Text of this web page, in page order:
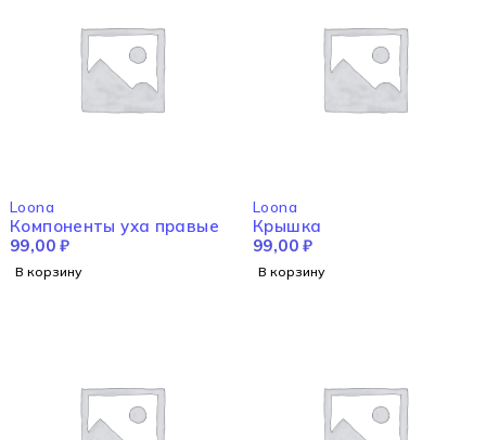
Loona
Компоненты уха правые
99,00₽
В корзину
Loona
Крышка
99,00₽
В корзину